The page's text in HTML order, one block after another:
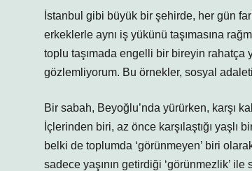
İstanbul gibi büyük bir şehirde, her gün
erkeklerle aynı iş yükünü taşımasına
toplu taşımada engelli bir bireyin
gözlemliyorum. Bu örnekler, sosyal
Bir sabah, Beyoğlu’nda yürürken, karşı
İçlerinden biri, az önce karşılaştığı yaşlı
belki de toplumda ‘görünmeyen’ biri
sadece yaşının getirdiği ‘görünmezlik’